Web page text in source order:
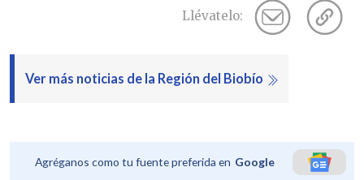
Llévatelo:
Ver más noticias de la Región del Biobío
Agréganos como tu fuente preferida en Google